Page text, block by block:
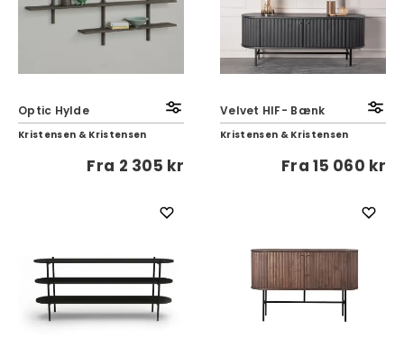
Optic Hylde
Kristensen & Kristensen
Fra 2 305 kr
Velvet HIF- Bænk
Kristensen & Kristensen
Fra15 060 kr